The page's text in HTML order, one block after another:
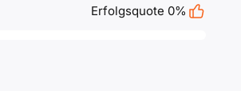
Erfolgsquote 0%